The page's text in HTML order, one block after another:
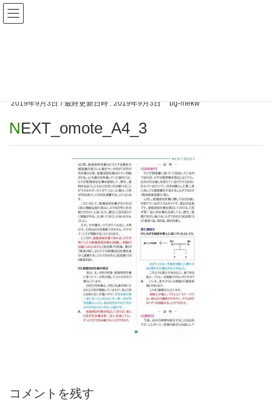
2019年9月3日 / 最終更新日時 :2019年9月3日 bg-mekw
NEXT_omote_A4_3
コメントを残す